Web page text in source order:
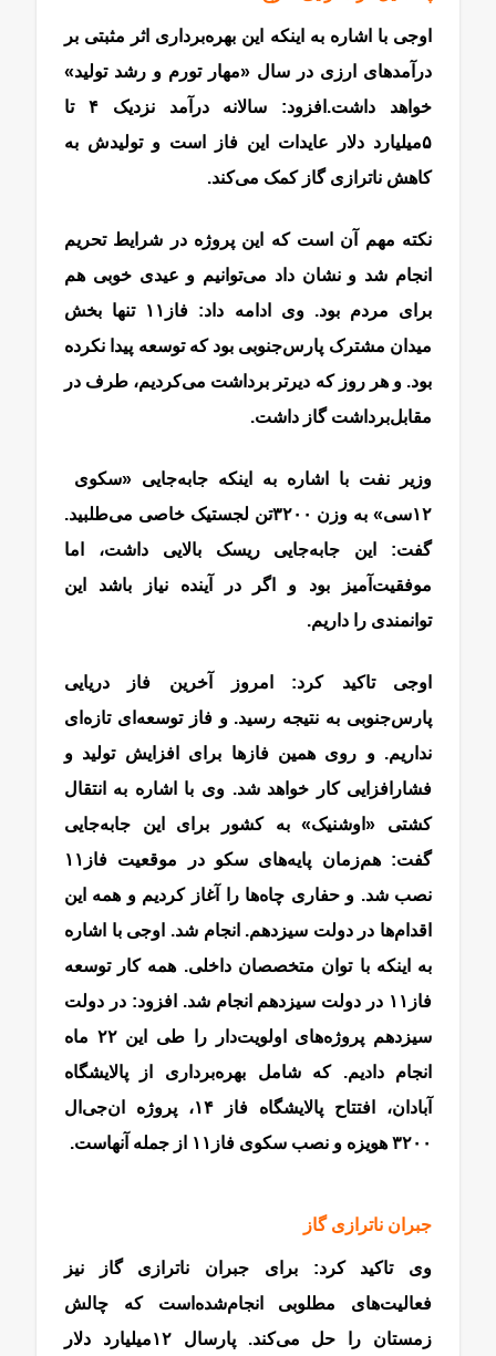
اوجی با اشاره به اینکه این بهره‌‌‌‌‌‌برداری اثر مثبتی بر
درآمدهای ارزی در سال‌ «مهار تورم و رشد تولید»
خواهد داشت.افزود: سالانه درآمد نزدیک ۴ تا
۵‌میلیارد دلار عایدات این فاز است و تولیدش به
کاهش ناترازی گاز کمک می‌کند.
نکته مهم آن است که این پروژه در شرایط تحریم
انجام شد و نشان داد می‌توانیم و عیدی خوبی هم
برای مردم بود. وی ادامه داد: فاز‌۱۱ تنها بخش
میدان مشترک پارس‌جنوبی بود که توسعه پیدا نکرده
بود. و هر روز که دیرتر برداشت می‌کردیم، طرف در
مقابل‌برداشت گاز داشت.
وزیر نفت با اشاره به اینکه جابه‌‌‌‌‌‌جایی «سکوی ‌‌‌‌‌‌
‌‌‌‌‌‌۱۲‌سی» به وزن ۳۲۰۰‌تن لجستیک خاصی می‌‌‌‌‌‌طلبید.
گفت: این جابه‌‌‌‌‌‌جایی ریسک بالایی داشت، اما
موفقیت‌آمیز بود و اگر در آینده نیاز باشد این
توانمندی را داریم.
اوجی تاکید کرد: امروز آخرین فاز دریایی
پارس‌جنوبی به نتیجه رسید. ‌و فاز توسعه‌‌‌‌‌‌ای تازه‌‌‌‌‌‌ای
نداریم. و روی همین فازها برای افزایش تولید و
فشارافزایی کار خواهد شد. وی با اشاره به انتقال
کشتی «اوشنیک» به کشور برای این جابه‌‌‌‌‌‌جایی
گفت: هم‌‌‌‌‌‌زمان پایه‌‌‌‌‌‌های سکو در موقعیت فاز‌۱۱
نصب شد. و حفاری چاه‌‌‌‌‌‌ها را آغاز کردیم و همه این
اقدام‌ها در دولت سیزدهم. انجام شد. اوجی با اشاره
به اینکه با توان متخصصان داخلی. همه کار توسعه
فاز‌۱۱ در دولت سیزدهم انجام شد. افزود: در دولت
سیزدهم پروژه‌های اولویت‌‌‌‌‌‌دار را طی این ۲۲ ماه
انجام دادیم. که شامل بهره‌‌‌‌‌‌برداری از پالایشگاه
آبادان، افتتاح پالایشگاه فاز ۱۴، پروژه ان‌‌‌‌‌‌جی‌‌‌‌‌‌ال
۳۲۰۰ هویزه و نصب سکوی فاز‌۱۱ از جمله آنهاست.
جبران ناترازی گاز
وی تاکید کرد: برای جبران ناترازی گاز نیز
فعالیت‌های مطلوبی انجام‌شده‌است که چالش
زمستان را حل می‌کند. پارسال ۱۲‌میلیارد دلار